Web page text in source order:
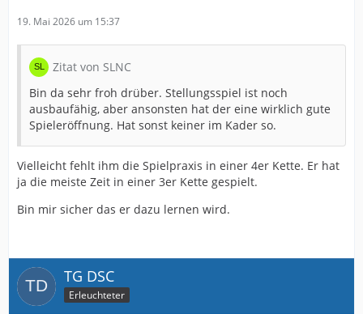
19. Mai 2026 um 15:37
Zitat von SLNC
Bin da sehr froh drüber. Stellungsspiel ist noch
ausbaufähig, aber ansonsten hat der eine wirklich gute
Spieleröffnung. Hat sonst keiner im Kader so.
Vielleicht fehlt ihm die Spielpraxis in einer 4er Kette. Er hat
ja die meiste Zeit in einer 3er Kette gespielt.
Bin mir sicher das er dazu lernen wird.
TG DSC
Erleuchteter